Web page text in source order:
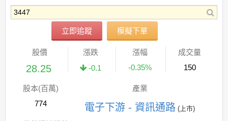
立即追蹤 模擬下單
股價
28.25
漲跌
-0.1
漲幅
-0.35%
成交量
150
股本(百萬)
774
產業
電子下游 - 資訊通路 (上市)